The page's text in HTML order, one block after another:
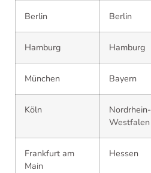
Berlin Berlin
Hamburg Hamburg
München Bayern
Köln
Nordrhein-
Westfalen
Frankfurt am
Main
Hessen